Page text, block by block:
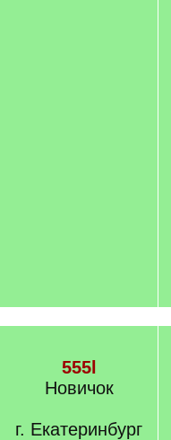
555l
Новичок
г. Екатеринбург